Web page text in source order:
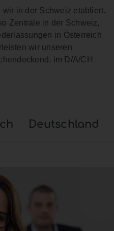
in der Schweiz etabliert.
Zentrale in der Schweiz,
in Österreich
wir unseren
im D/A/CH
Deutschland